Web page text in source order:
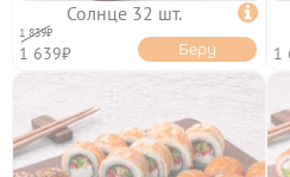
Солнце 32 шт. 
1 839₽
1 639₽ Беру 1